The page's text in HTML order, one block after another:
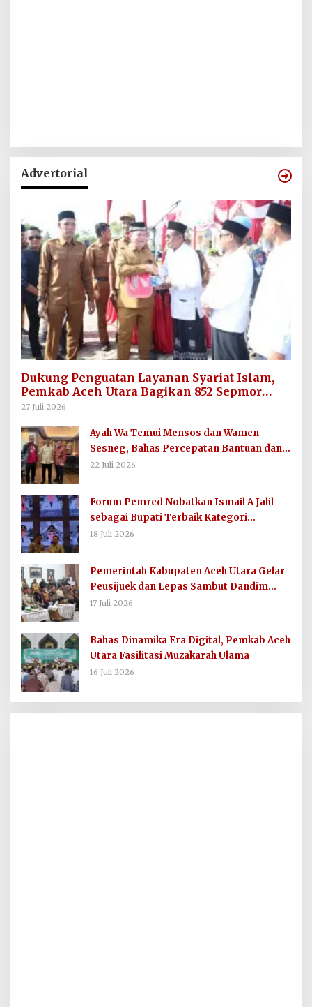
Advertorial
Dukung Penguatan Layanan Syariat Islam,
Pemkab Aceh Utara Bagikan 852 Sepmor
untuk Imum Gampong
27 Juli 2026
Ayah Wa Temui Mensos dan Wamen
Sesneg, Bahas Percepatan Bantuan dan
Dana Direktif Presiden
22 Juli 2026
Forum Pemred Nobatkan Ismail A Jalil
sebagai Bupati Terbaik Kategori
Komunikasi dan Informasi Publik
18 Juli 2026
Pemerintah Kabupaten Aceh Utara Gelar
Peusijuek dan Lepas Sambut Dandim
0103/AUT
17 Juli 2026
Bahas Dinamika Era Digital, Pemkab Aceh
Utara Fasilitasi Muzakarah Ulama
16 Juli 2026